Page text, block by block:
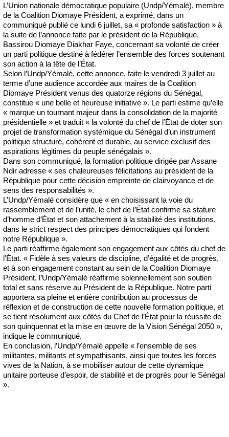
L’Union nationale démocratique populaire (Undp/Yémalé), membre
de la Coalition Diomaye Président, a exprimé, dans un
communiqué publié ce lundi 6 juillet, sa « profonde satisfaction » à
la suite de l’annonce faite par le président de la République,
Bassirou Diomaye Diakhar Faye, concernant sa volonté de créer
un parti politique destiné à fédérer l’ensemble des forces soutenant
son action à la tête de l’État.
Selon l’Undp/Yémalé, cette annonce, faite le vendredi 3 juillet au
terme d’une audience accordée aux maires de la Coalition
Diomaye Président venus des quatorze régions du Sénégal,
constitue « une belle et heureuse initiative ». Le parti estime qu’elle
« marque un tournant majeur dans la consolidation de la majorité
présidentielle » et traduit « la volonté du chef de l’État de doter son
projet de transformation systémique du Sénégal d’un instrument
politique structuré, cohérent et durable, au service exclusif des
aspirations légitimes du peuple sénégalais ».
Dans son communiqué, la formation politique dirigée par Assane
Ndir adresse « ses chaleureuses félicitations au président de la
République pour cette décision empreinte de clairvoyance et de
sens des responsabilités ».
L’Undp/Yémalé considère que « en choisissant la voie du
rassemblement et de l’unité, le chef de l’État confirme sa stature
d’homme d’État et son attachement à la stabilité des institutions,
dans le strict respect des principes démocratiques qui fondent
notre République ».
Le parti réaffirme également son engagement aux côtés du chef de
l’État. « Fidèle à ses valeurs de discipline, d’égalité et de progrès,
et à son engagement constant au sein de la Coalition Diomaye
Président, l’Undp/Yémalé réaffirme solennellement son soutien
total et sans réserve au Président de la République. Notre parti
apportera sa pleine et entière contribution au processus de
réflexion et de construction de cette nouvelle formation politique, et
se tient résolument aux côtés du Chef de l’État pour la réussite de
son quinquennat et la mise en œuvre de la Vision Sénégal 2050 »,
indique le communiqué.
En conclusion, l’Undp/Yémalé appelle « l’ensemble de ses
militantes, militants et sympathisants, ainsi que toutes les forces
vives de la Nation, à se mobiliser autour de cette dynamique
unitaire porteuse d’espoir, de stabilité et de progrès pour le Sénégal
».